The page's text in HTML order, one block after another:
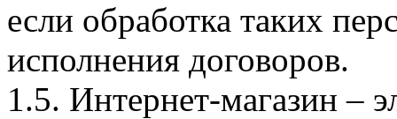
если обработка таких
исполнения договоров.
1.5. Интернет-магазин –